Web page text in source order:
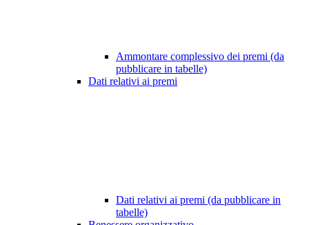
Ammontare complessivo dei premi (da
pubblicare in tabelle)
Dati relativi ai premi
Dati relativi ai premi (da pubblicare in
tabelle)